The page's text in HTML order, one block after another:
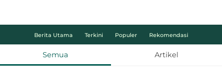
Berita Utama Terkini Populer Rekomendasi
Semua Artikel